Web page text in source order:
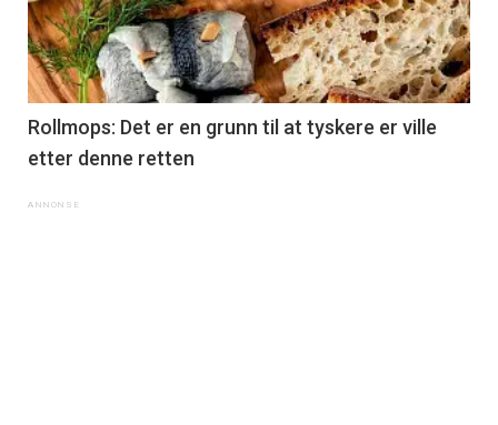
Rollmops: Det er en grunn til at tyskere er ville
etter denne retten